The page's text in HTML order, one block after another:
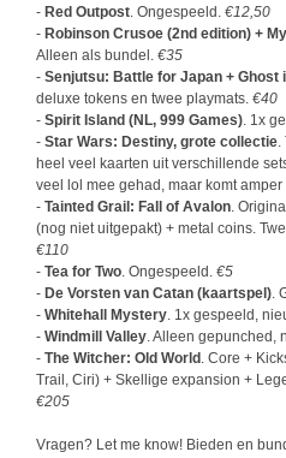
- Red Outpost. Ongespeeld. €12,50
- Robinson Crusoe (2nd edition) +
Alleen als bundel. €35
- Senjutsu: Battle for Japan + Ghost
deluxe tokens en twee playmats. €40
- Spirit Island (NL, 999 Games). 1x
- Star Wars: Destiny, grote collectie.
heel veel kaarten uit verschillende
veel lol mee gehad, maar komt
- Tainted Grail: Fall of Avalon.
(nog niet uitgepakt) + metal coins.
€110
- Tea for Two. Ongespeeld. €5
- De Vorsten van Catan (kaartspel).
- Whitehall Mystery. 1x gespeeld,
- Windmill Valley. Alleen gepunched,
- The Witcher: Old World . Core +
Trail, Ciri) + Skellige expansion +
€205
Vragen? Let me know! Bieden en